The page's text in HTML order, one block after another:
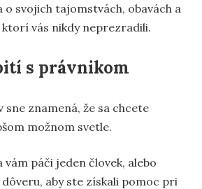
o svojich tajomstvách, obavách a
ktorí vás nikdy neprezradili.
s právnikom
sne znamená, že sa chcete
možnom svetle.
vám páči jeden človek, alebo
aby ste získali pomoc pri